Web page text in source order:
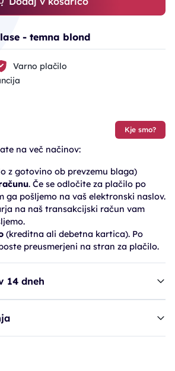
- temna blond
Varno plačilo
Kje smo?
na več načinov:
z gotovino ob prevzemu blaga)
. Če se odločite za plačilo po
ga pošljemo na vaš elektronski naslov.
na naš transakcijski račun vam
(kreditna ali debetna kartica). Po
preusmerjeni na stran za plačilo.
14 dneh